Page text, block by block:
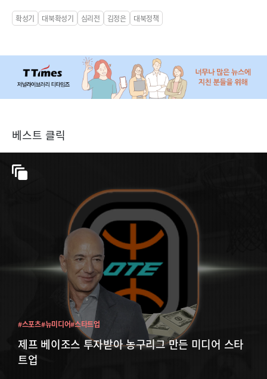
확성기 대북확성기 심리전 김정은 대북정책
베스트 클릭
제프 베이조스 투자받아 농구리그 만든 미디어 스타
트업
#스포츠#뉴미디어#스타트업